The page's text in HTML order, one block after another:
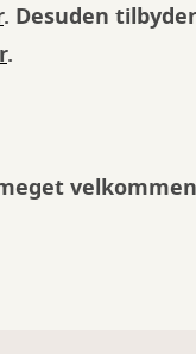
. Desuden
.